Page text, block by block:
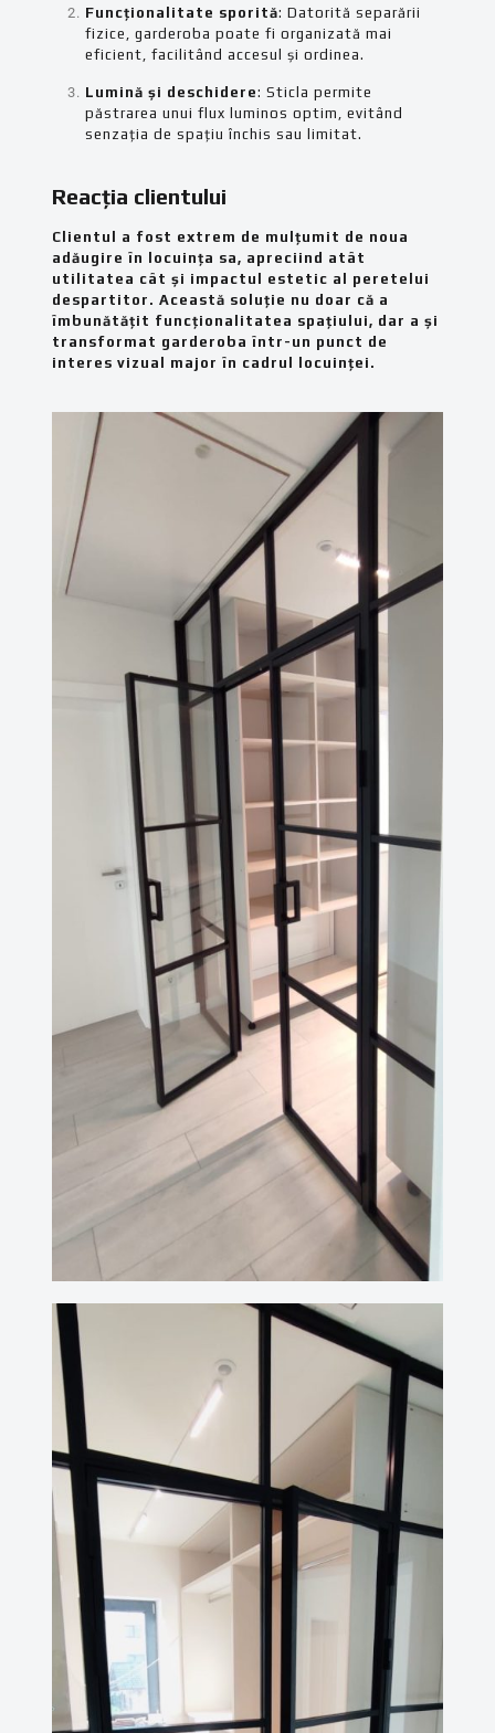
Funcționalitate sporită: Datorită separării
fizice, garderoba poate fi organizată mai
eficient, facilitând accesul și ordinea.
Lumină și deschidere: Sticla permite
păstrarea unui flux luminos optim, evitând
senzația de spațiu închis sau limitat.
Reacția clientului
Clientul a fost extrem de mulțumit de noua
adăugire în locuința sa, apreciind atât
utilitatea cât și impactul estetic al peretelui
despartitor. Această soluție nu doar că a
îmbunătățit funcționalitatea spațiului, dar a și
transformat garderoba într-un punct de
interes vizual major în cadrul locuinței.